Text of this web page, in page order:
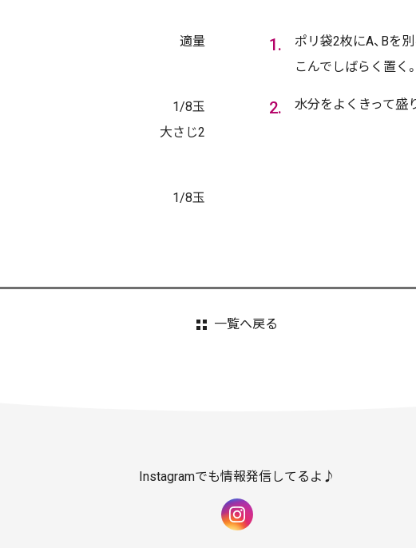
適量
1/8玉
大さじ2
1/8玉
ポリ袋2枚にA、Bを
こんでしばらく置く。
水分をよくきって盛
一覧へ戻る
Instagramでも情報発信してるよ♪